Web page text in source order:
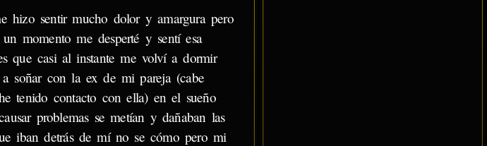
hizo sentir mucho dolor y amargura pero
momento me desperté y sentí esa
que casi al instante me volví a dormir
soñar con la ex de mi pareja (cabe
tenido contacto con ella) en el sueño
problemas se metían y dañaban las
iban detrás de mí no se cómo pero mi